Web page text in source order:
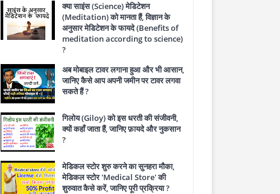
क्या साइंस (Science) मेडिटेशन
(Meditation) को मानता हैं, विज्ञान के
अनुसार मेडिटेशन के फायदे (Benefits of
meditation according to science)
?
अब मोबाइल टावर लगाना हुआ और भी आसान,
जानिए कैसे आप अपनी जमीन पर टावर लगवा
सकते हैं ?
गिलोय (Giloy) को इस धरती की संजीवनी,
क्यों कहाँ जाता हैं, जानिए फ़ायदे और नुकसान
?
मेडिकल स्टोर शुरु करने का सुनहरा मौका,
मेडिकल स्टोर 'Medical Store' की
शुरुवात कैसे करें, जानिए पूरी प्रक्रिया ?